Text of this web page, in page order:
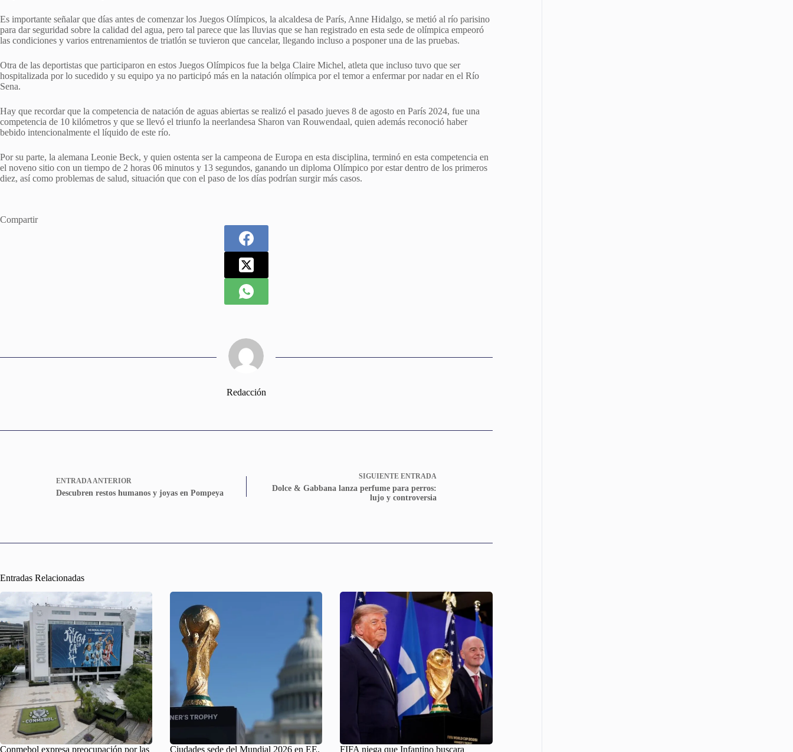
Es importante señalar que días antes de comenzar los Juegos Olímpicos, la alcaldesa de París, Anne Hidalgo, se metió al río parisino
para dar seguridad sobre la calidad del agua, pero tal parece que las lluvias que se han registrado en esta sede de olímpica empeoró
las condiciones y varios entrenamientos de triatlón se tuvieron que cancelar, llegando incluso a posponer una de las pruebas.
Otra de las deportistas que participaron en estos Juegos Olímpicos fue la belga Claire Michel, atleta que incluso tuvo que ser
hospitalizada por lo sucedido y su equipo ya no participó más en la natación olímpica por el temor a enfermar por nadar en el Río
Sena.
Hay que recordar que la competencia de natación de aguas abiertas se realizó el pasado jueves 8 de agosto en París 2024, fue una
competencia de 10 kilómetros y que se llevó el triunfo la neerlandesa Sharon van Rouwendaal, quien además reconoció haber
bebido intencionalmente el líquido de este río.
Por su parte, la alemana Leonie Beck, y quien ostenta ser la campeona de Europa en esta disciplina, terminó en esta competencia en
el noveno sitio con un tiempo de 2 horas 06 minutos y 13 segundos, ganando un diploma Olímpico por estar dentro de los primeros
diez, así como problemas de salud, situación que con el paso de los días podrían surgir más casos.
Compartir
Redacción
ENTRADAANTERIOR
Descubren restos humanos y joyas en Pompeya
SIGUIENTE ENTRADA
Dolce & Gabbana lanza perfume para perros:
lujo y controversia
Entradas Relacionadas
Conmebol expresa preocupación por las Ciudades sede del Mundial 2026 en EE. FIFA niega que Infantino buscara